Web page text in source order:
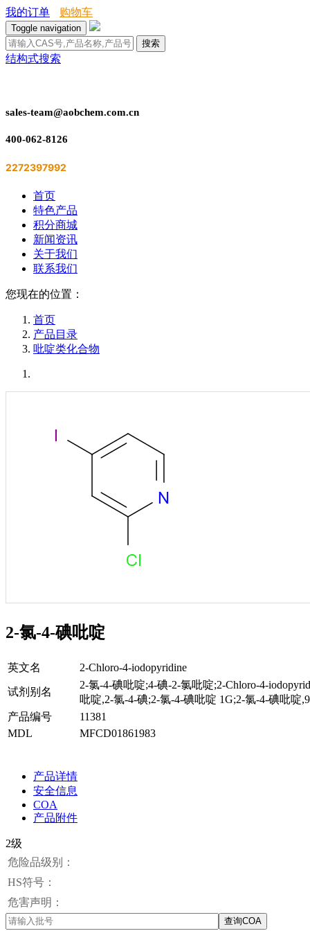
我的订单 购物车
Toggle navigation
搜索
结构式搜索
sales-team@aobchem.com.cn
400-062-8126
2272397992
首页
特色产品
积分商城
新闻资讯
关于我们
联系我们
您现在的位置：
首页
产品目录
吡啶类化合物
2-氯-4-碘吡啶
英文名 2-Chloro-4-iodopyridine
试剂别名
2-氯-4-碘吡啶;4-碘-2-氯吡啶;2-Chloro-4-
吡啶,2-氯-4-碘;2-氯-4-碘吡啶 1G;2-氯-4-碘吡啶
产品编号
11381
MDL
MFCD01861983
产品详情
安全信息
COA
产品附件
2级
危险品级别：
HS符号：
危害声明：
查询COA